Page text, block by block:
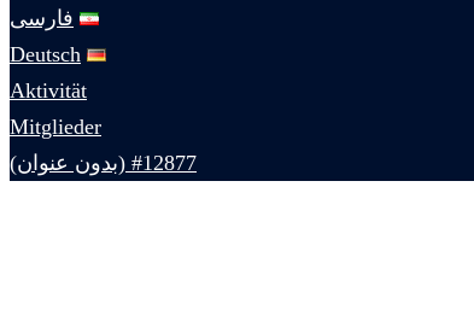
فارسی
Deutsch
Aktivität
Mitglieder
#12877 (بدون عنوان)